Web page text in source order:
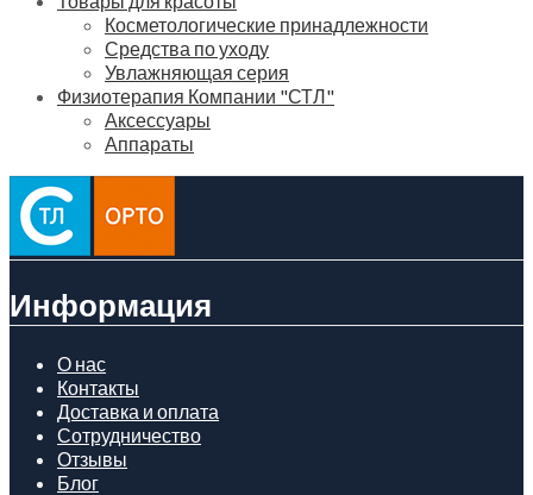
Косметологические принадлежности
Средства по уходу
Увлажняющая серия
Физиотерапия Компании "СТЛ"
Аксессуары
Аппараты
Информация
О нас
Контакты
Доставка и оплата
Сотрудничество
Отзывы
Блог